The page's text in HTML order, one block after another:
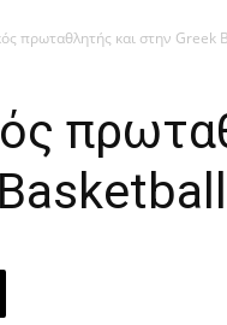
πρωταθλητής και στην Greek